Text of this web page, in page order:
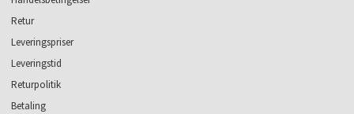
Retur
Leveringspriser
Leveringstid
Returpolitik
Betaling